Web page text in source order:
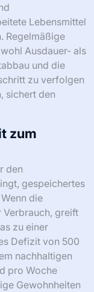
Lebensmittel
Regelmäßige
Ausdauer- als
und die
zu verfolgen
sichert den
zum
den
gespeichertes
die
Verbrauch, greift
zu einer
Defizit von 500
nachhaltigen
pro Woche
Gewohnheiten